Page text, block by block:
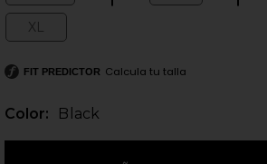
diapositivas
XL
FIT PREDICTOR Calcula tu talla
Color: Black